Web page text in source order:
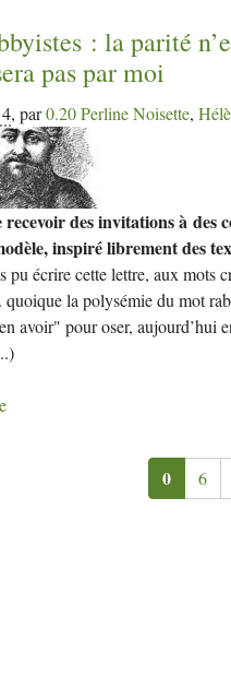
: la parité
pas par moi
, par0.20 Perline Noisette,
des invitations à des
inspiré librement des
pu écrire cette lettre, aux
quoique la polysémie du mot
avoir" pour oser, aujourd’hui
0 6